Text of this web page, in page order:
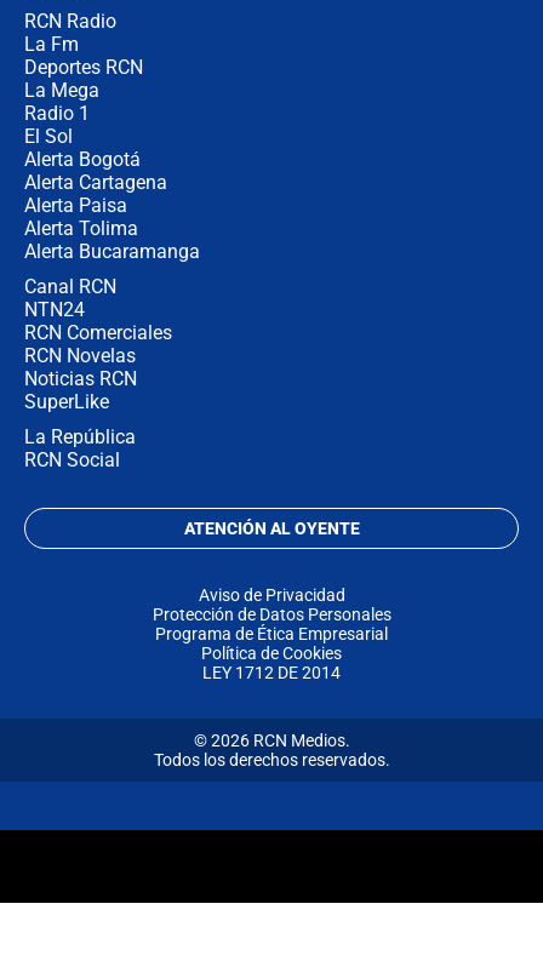
RCN Radio
La Fm
Deportes RCN
La Mega
Radio 1
El Sol
Alerta Bogotá
Alerta Cartagena
Alerta Paisa
Alerta Tolima
Alerta Bucaramanga
Canal RCN
NTN24
RCN Comerciales
RCN Novelas
Noticias RCN
SuperLike
La República
RCN Social
ATENCIÓN AL OYENTE
Aviso de Privacidad
Protección de Datos Personales
Programa de Ética Empresarial
Política de Cookies
LEY 1712 DE 2014
© 2026 RCN Medios.
Todos los derechos reservados.